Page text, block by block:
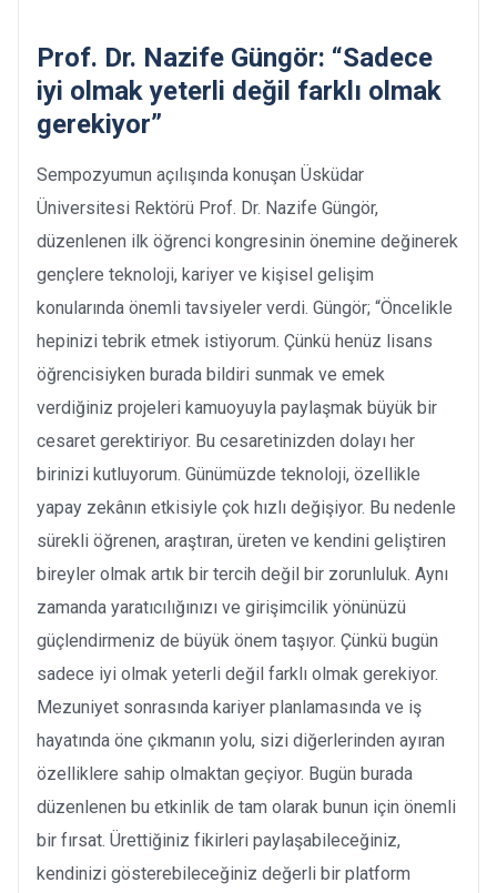
Prof. Dr. Nazife Güngör: “Sadece
iyi olmak yeterli değil farklı olmak
gerekiyor”
Sempozyumun açılışında konuşan Üsküdar
Üniversitesi Rektörü Prof. Dr. Nazife Güngör,
düzenlenen ilk öğrenci kongresinin önemine değinerek
gençlere teknoloji, kariyer ve kişisel gelişim
konularında önemli tavsiyeler verdi. Güngör; “Öncelikle
hepinizi tebrik etmek istiyorum. Çünkü henüz lisans
öğrencisiyken burada bildiri sunmak ve emek
verdiğiniz projeleri kamuoyuyla paylaşmak büyük bir
cesaret gerektiriyor. Bu cesaretinizden dolayı her
birinizi kutluyorum. Günümüzde teknoloji, özellikle
yapay zekânın etkisiyle çok hızlı değişiyor. Bu nedenle
sürekli öğrenen, araştıran, üreten ve kendini geliştiren
bireyler olmak artık bir tercih değil bir zorunluluk. Aynı
zamanda yaratıcılığınızı ve girişimcilik yönünüzü
güçlendirmeniz de büyük önem taşıyor. Çünkü bugün
sadece iyi olmak yeterli değil farklı olmak gerekiyor.
Mezuniyet sonrasında kariyer planlamasında ve iş
hayatında öne çıkmanın yolu, sizi diğerlerinden ayıran
özelliklere sahip olmaktan geçiyor. Bugün burada
düzenlenen bu etkinlik de tam olarak bunun için önemli
bir fırsat. Ürettiğiniz fikirleri paylaşabileceğiniz,
kendinizi gösterebileceğiniz değerli bir platform